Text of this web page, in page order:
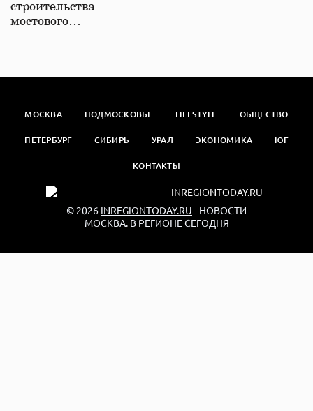
строительства
мостового…
МОСКВА ПОДМОСКОВЬЕ LIFESTYLE ОБЩЕСТВО
ПЕТЕРБУРГ СИБИРЬ УРАЛ ЭКОНОМИКА ЮГ
КОНТАКТЫ
© 2026 INREGIONTODAY.RU - НОВОСТИ
МОСКВА. В РЕГИОНЕ СЕГОДНЯ